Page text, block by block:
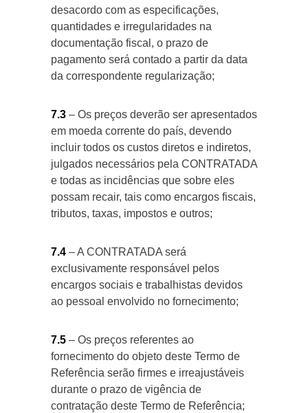
desacordo com as especificações,
quantidades e irregularidades na
documentação fiscal, o prazo de
pagamento será contado a partir da data
da correspondente regularização;
7.3 – Os preços deverão ser apresentados
em moeda corrente do país, devendo
incluir todos os custos diretos e indiretos,
julgados necessários pela CONTRATADA
e todas as incidências que sobre eles
possam recair, tais como encargos fiscais,
tributos, taxas, impostos e outros;
7.4 – A CONTRATADA será
exclusivamente responsável pelos
encargos sociais e trabalhistas devidos
ao pessoal envolvido no fornecimento;
7.5 – Os preços referentes ao
fornecimento do objeto deste Termo de
Referência serão firmes e irreajustáveis
durante o prazo de vigência de
contratação deste Termo de Referência;